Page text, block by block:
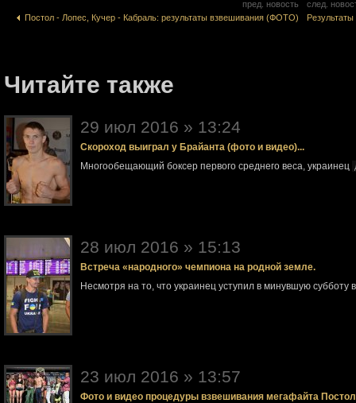
пред. новость
Постол - Лопес, Кучер - Кабраль: результаты взвешивания (ФОТО)
след.
Читайте также
29 июл 2016 » 13:24
Скороход выиграл у Брайанта (фото и видео)...
Многообещающий боксер первого среднего веса, украинец
28 июл 2016 » 15:13
Встреча «народного» чемпиона на родной земле.
Несмотря на то, что украинец уступил в минувшую субботу
23 июл 2016 » 13:57
Фото и видео процедуры взвешивания мегафайта